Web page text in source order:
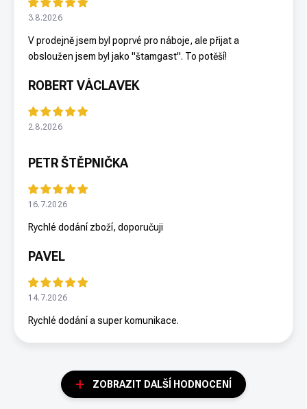
3.8.2026
V prodejně jsem byl poprvé pro náboje, ale přijat a
obsloužen jsem byl jako "štamgast". To potěší!
ROBERT VÁCLAVEK
2.8.2026
PETR ŠTĚPNIČKA
16.7.2026
Rychlé dodání zboží, doporučuji
PAVEL
14.7.2026
Rychlé dodání a super komunikace.
ZOBRAZIT DALŠÍ HODNOCENÍ